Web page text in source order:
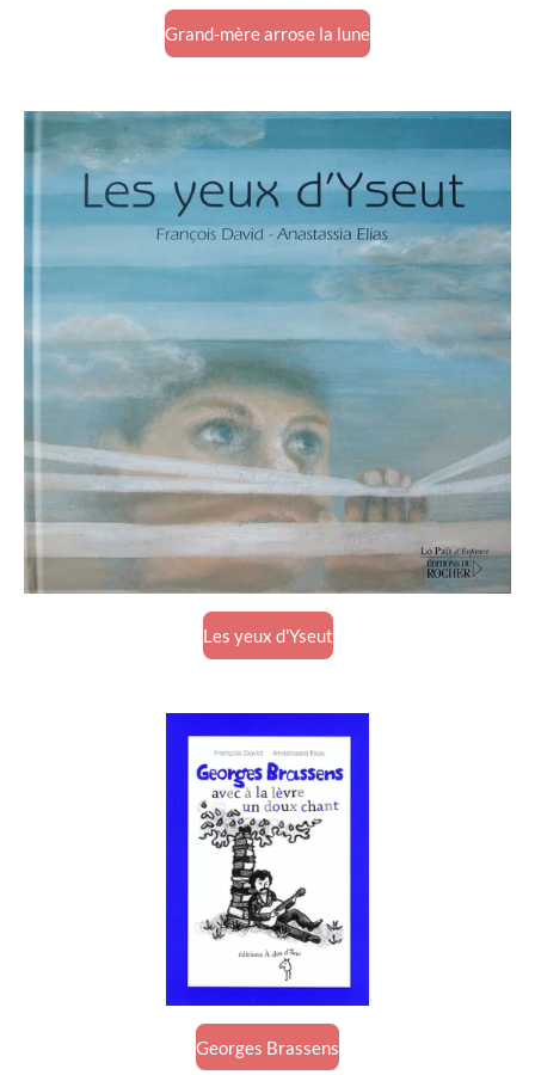
Grand-mère arrose la lune
Les yeux d'Yseut
Georges Brassens